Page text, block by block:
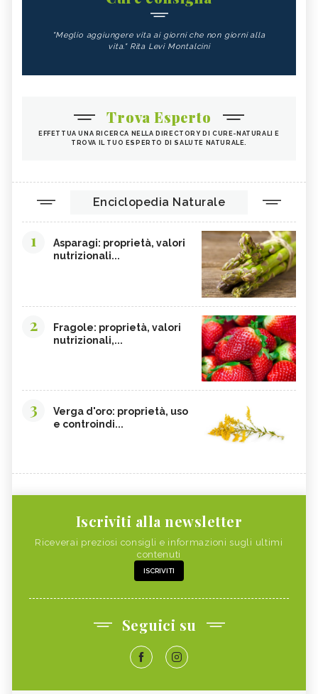
"Meglio aggiungere vita ai giorni che non giorni alla
vita." Rita Levi Montalcini
Trova Esperto
EFFETTUA UNA RICERCA NELLA DIRECTORY DI CURE-NATURALI E
TROVA IL TUO ESPERTO DI SALUTE NATURALE.
Enciclopedia Naturale
1
Asparagi: proprietà, valori
nutrizionali...
2
Fragole: proprietà, valori
nutrizionali,...
3
Verga d'oro: proprietà, uso
e controindi...
Iscriviti alla newsletter
Riceverai preziosi consigli e informazioni sugli ultimi
contenuti
ISCRIVITI
Seguici su